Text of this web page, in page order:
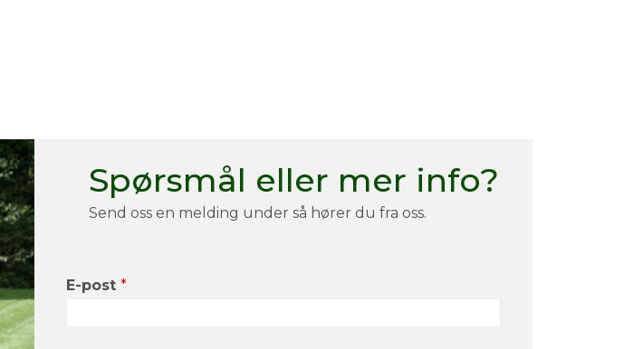
Spørsmål eller mer info?
Send oss en melding under så hører du fra oss.
E-post *